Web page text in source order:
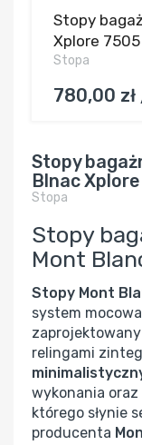
Stopy
Xplore 7505
Stopa
780,00
Stopy
Blnac
Stopa
Stopy
Mont
Stopy Mont
system
relingami
wykonania
którego słynie
producenta